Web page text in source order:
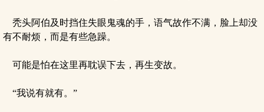
秃头阿伯及时挡住失眼鬼魂的手，语气故作不满，脸上却没
有不耐烦，而是有些急躁。
可能是怕在这里再耽误下去，再生变故。
“我说有就有。”